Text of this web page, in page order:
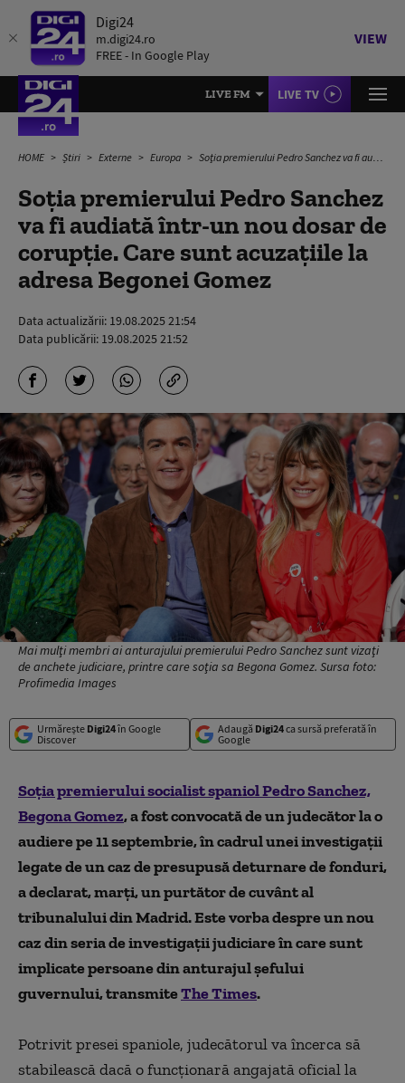
Digi24
m.digi24.ro
FREE - In Google Play
VIEW
LIVE FM LIVE TV
HOME Știri Externe Europa Soţia premierului Pedro Sanchez va fi audiată într-un nou dosar de corupție. Care sunt acuzațiile la adresa Begonei Gomez
Soţia premierului Pedro Sanchez
va fi audiată într-un nou dosar de
corupție. Care sunt acuzațiile la
adresa Begonei Gomez
Data actualizării: 19.08.2025 21:54
Data publicării: 19.08.2025 21:52
Mai mulţi membri ai anturajului premierului Pedro Sanchez sunt vizaţi
de anchete judiciare, printre care soţia sa Begona Gomez. Sursa foto:
Profimedia Images
Urmărește Digi24în Google
Discover
Adaugă Digi24ca sursă preferată în
Google
Soţia premierului socialist spaniol Pedro Sanchez,
Begona Gomez, a fost convocată de un judecător la o
audiere pe 11 septembrie, în cadrul unei investigaţii
legate de un caz de presupusă deturnare de fonduri,
a declarat, marţi, un purtător de cuvânt al
tribunalului din Madrid. Este vorba despre un nou
caz din seria de investigaţii judiciare în care sunt
implicate persoane din anturajul şefului
guvernului, transmiteThe Times.
Potrivit presei spaniole, judecătorul va încerca să
stabilească dacă o funcţionară angajată oficial la